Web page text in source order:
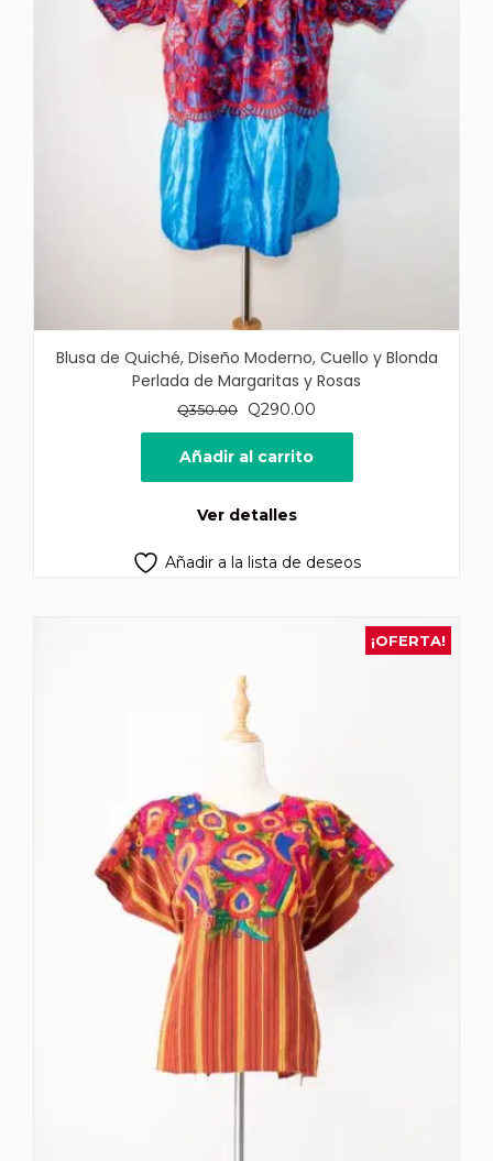
Blusa de Quiché, Diseño Moderno, Cuello y Blonda
Perlada de Margaritas y Rosas
Q350.00
El
precio
original
era:
Q290.00
precio
es:
Añadir al carrito
Ver detalles
Añadir a la lista de deseos
¡OFERTA!